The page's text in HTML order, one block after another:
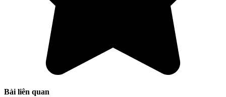
Bài liên quan